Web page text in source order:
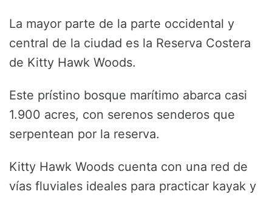
La mayor parte de la parte occidental y
central de la ciudad es la Reserva Costera
de Kitty Hawk Woods.
Este prístino bosque marítimo abarca casi
1.900 acres, con serenos senderos que
serpentean por la reserva.
Kitty Hawk Woods cuenta con una red de
vías fluviales ideales para practicar kayak y